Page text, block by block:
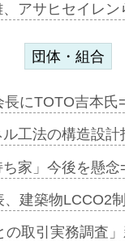
アサヒセイレ
団体・組合
長にTOTO吉本氏
工法の構造設
家」今後を懸
、建築物LCCO2
の取引実務調査